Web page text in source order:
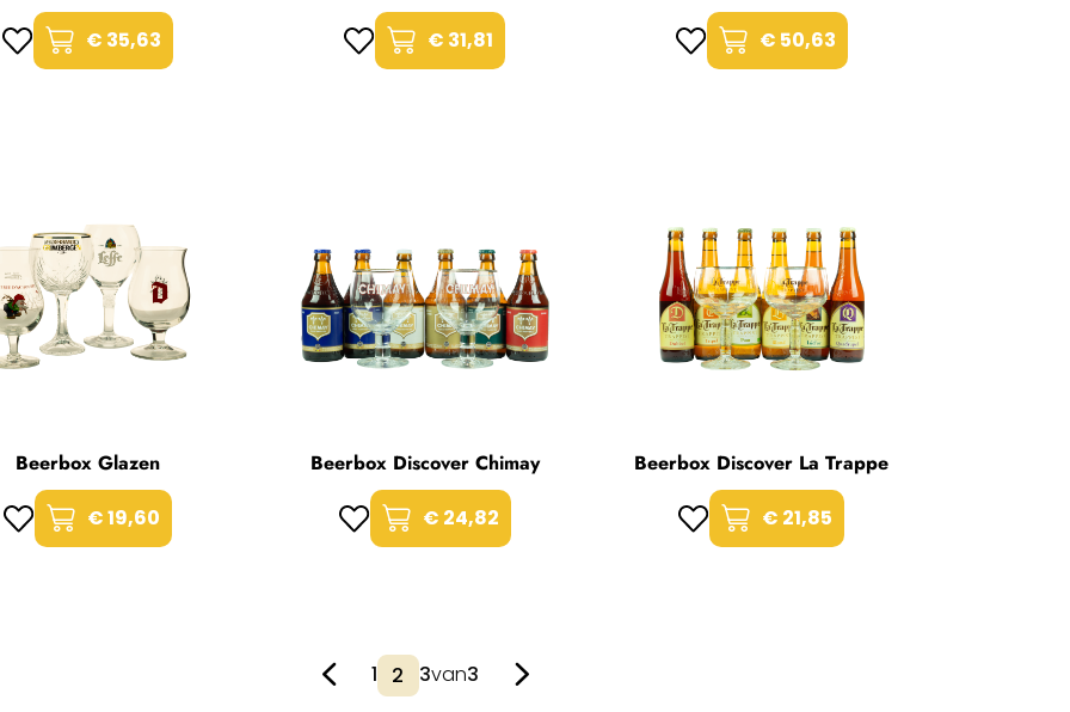
€ 35,63
€ 31,81
€ 50,63
Beerbox Glazen
€ 19,60
Beerbox Discover Chimay
€ 24,82
Beerbox Discover La Trappe
€ 21,85
1 3van3